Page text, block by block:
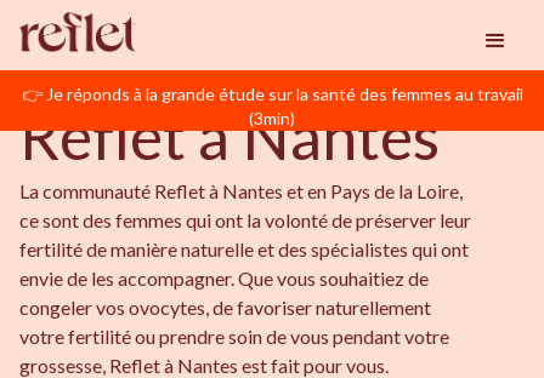
👉 Je réponds à la grande étude sur la santé des femmes au travail
(3min)
Reflet Nantes
Reflet à Nantes
La communauté Reflet à Nantes et en Pays de la Loire,
ce sont des femmes qui ont la volonté de préserver leur
fertilité de manière naturelle et des spécialistes qui ont
envie de les accompagner. Que vous souhaitiez de
congeler vos ovocytes, de favoriser naturellement
votre fertilité ou prendre soin de vous pendant votre
grossesse, Reflet à Nantes est fait pour vous.